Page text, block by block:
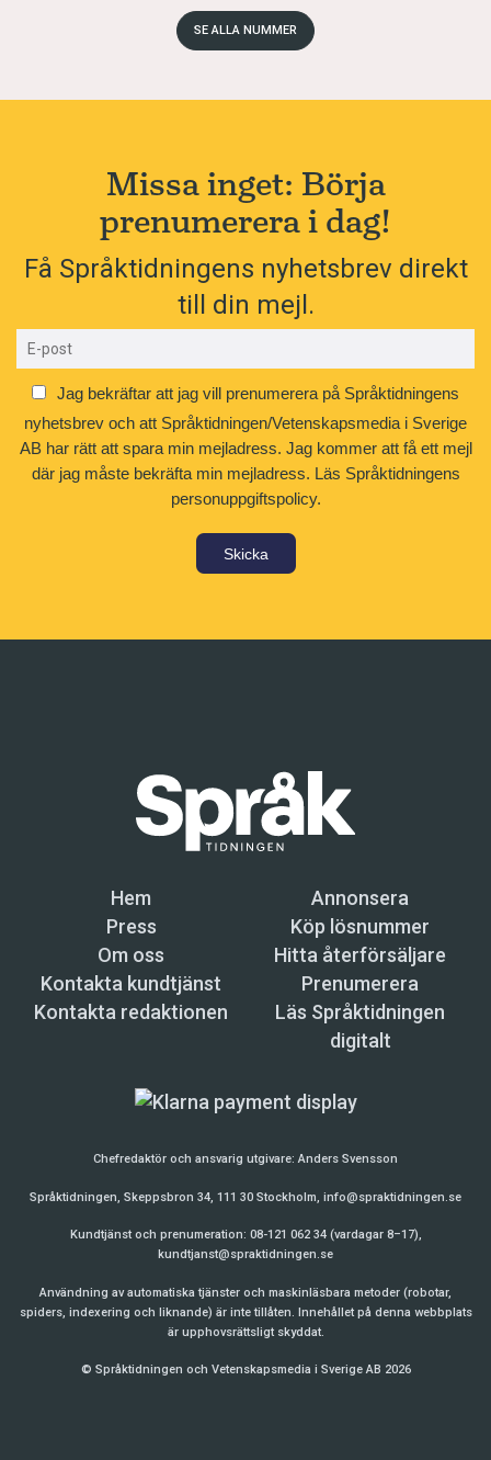
SE ALLA NUMMER
Missa inget: Börja
prenumerera i dag!
Få Språktidningens nyhetsbrev direkt
till din mejl.
Jag bekräftar att jag vill prenumerera på Språktidningens
nyhetsbrev och att Språktidningen/Vetenskapsmedia i Sverige
AB har rätt att spara min mejladress. Jag kommer att få ett mejl
där jag måste bekräfta min mejladress. Läs Språktidningens
personuppgiftspolicy.
Skicka
Hem
Annonsera
Press
Köp lösnummer
Om oss
Hitta återförsäljare
Kontakta kundtjänst
Prenumerera
Kontakta redaktionen
Läs Språktidningen
digitalt
Chefredaktör och ansvarig utgivare:Anders Svensson
Språktidningen, Skeppsbron 34, 111 30 Stockholm, info@spraktidningen.se
Kundtjänst och prenumeration: 08-121 062 34 (vardagar 8–17),
kundtjanst@spraktidningen.se
Användning av automatiska tjänster och maskinläsbara metoder (robotar,
spiders, indexering och liknande) är inte tillåten. Innehållet på denna webbplats
är upphovsrättsligt skyddat.
© Språktidningen och Vetenskapsmedia i Sverige AB 2026